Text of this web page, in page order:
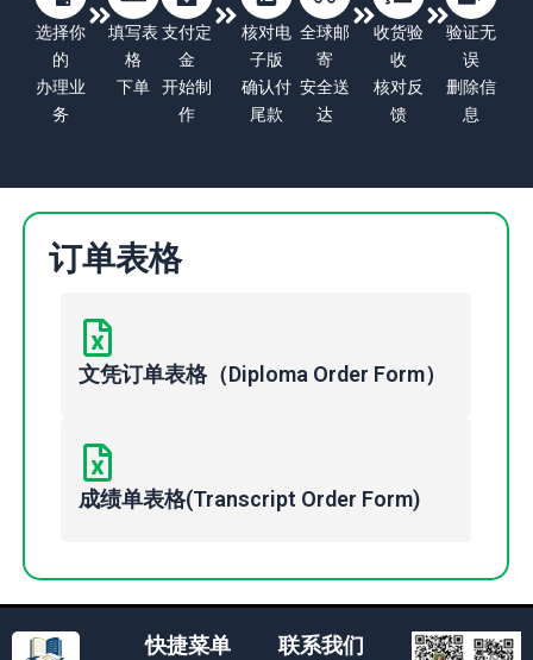
选择你
的
办理业
务
填写表
格
下单
支付定
金
开始制
作
核对电
子版
确认付
尾款
全球邮
寄
安全送
达
收货验
收
核对反
馈
验证无
误
删除信
息
订单表格
文凭订单表格（Diploma Order Form）
成绩单表格(Transcript Order Form)
快捷菜单 联系我们